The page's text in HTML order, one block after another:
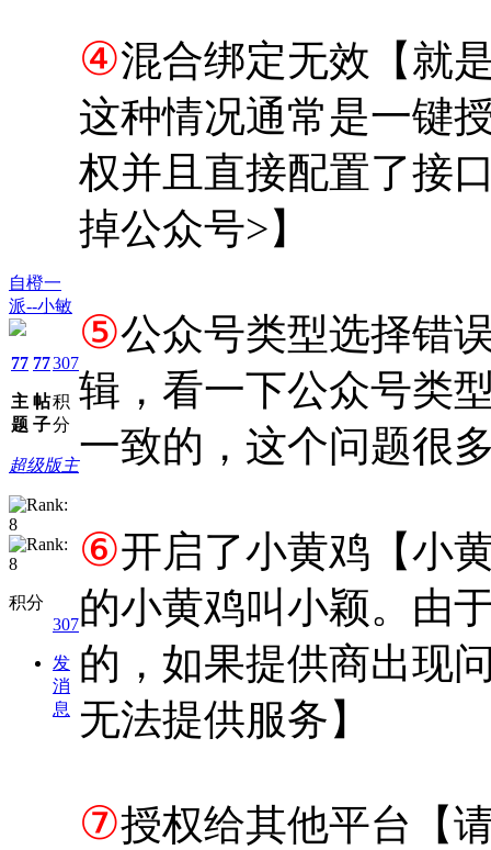
自橙一
派--小敏
77
主
题
77
帖
子
307
积
分
超级版主
积分
307
发
消
息
④混合绑定无效【就
这种情况通常是一键
权并且直接配置了接
掉公众号>】
⑤公众号类型选择错
辑，看一下公众号类
一致的，这个问题很
⑥开启了小黄鸡【小
的小黄鸡叫小颖。由
的，如果提供商出现
无法提供服务】
⑦授权给其他平台【